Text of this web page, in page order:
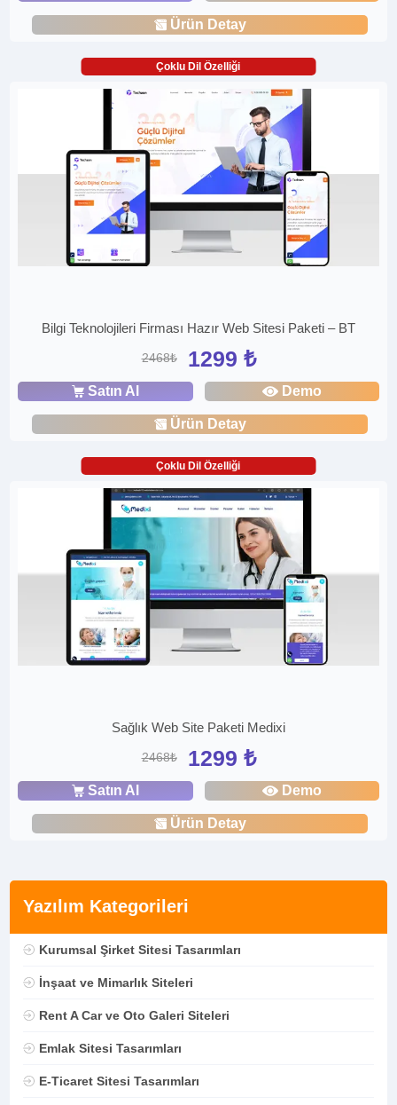
Yazılım Kategorileri
Kurumsal Şirket Sitesi Tasarımları
İnşaat ve Mimarlık Siteleri
Rent A Car ve Oto Galeri Siteleri
Emlak Sitesi Tasarımları
E-Ticaret Sitesi Tasarımları
Ürün Detay
Çoklu Dil Özelliği
Bilgi Teknolojileri Firması Hazır Web Sitesi Paketi – BT
2468₺ 1299 ₺
Satın Al Demo
Ürün Detay
Çoklu Dil Özelliği
Sağlık Web Site Paketi Medixi
2468₺ 1299 ₺
Satın Al Demo
Ürün Detay